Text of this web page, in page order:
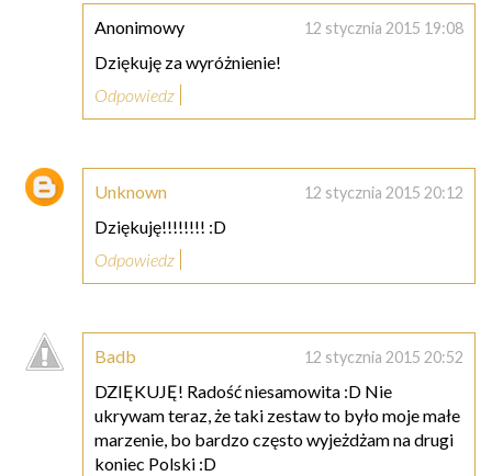
Anonimowy 12 stycznia 2015 19:08
Dziękuję za wyróżnienie!
Odpowiedz
Unknown 12 stycznia 2015 20:12
Dziękuję!!!!!!!! :D
Odpowiedz
Badb 12 stycznia 2015 20:52
DZIĘKUJĘ! Radość niesamowita :D Nie
ukrywam teraz, że taki zestaw to było moje małe
marzenie, bo bardzo często wyjeżdżam na drugi
koniec Polski :D